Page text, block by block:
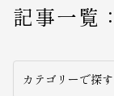
記事一覧
カテゴリーで探す